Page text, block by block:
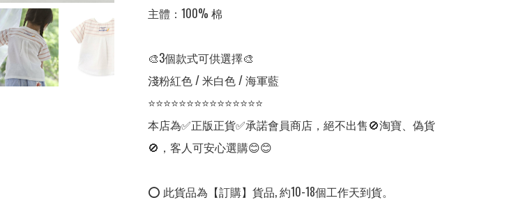
主體：100% 棉
🎨3個款式可供選擇🎨
淺粉紅色 / 米白色 / 海軍藍
⭐⭐⭐⭐⭐⭐⭐⭐⭐⭐⭐⭐⭐⭐⭐
本店為✅正版正貨✅承諾會員商店，絕不出售🚫淘寶、偽貨
🚫，客人可安心選購😊😊
⭕ 此貨品為【訂購】貨品, 約10-18個工作天到貨。